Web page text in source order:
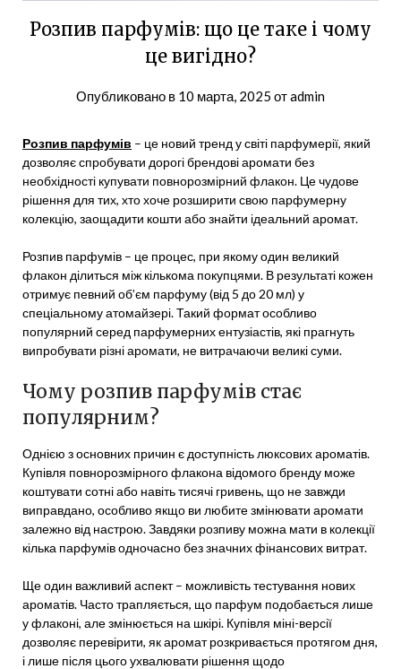
Розпив парфумів: що це таке і чому
це вигідно?
Опубликовано в 10 марта, 2025 отadmin
Розпив парфумів – це новий тренд у світі парфумерії, який
дозволяє спробувати дорогі брендові аромати без
необхідності купувати повнорозмірний флакон. Це чудове
рішення для тих, хто хоче розширити свою парфумерну
колекцію, заощадити кошти або знайти ідеальний аромат.
Розпив парфумів – це процес, при якому один великий
флакон ділиться між кількома покупцями. В результаті кожен
отримує певний об’єм парфуму (від 5 до 20 мл) у
спеціальному атомайзері. Такий формат особливо
популярний серед парфумерних ентузіастів, які прагнуть
випробувати різні аромати, не витрачаючи великі суми.
Чому розпив парфумів стає
популярним?
Однією з основних причин є доступність люксових ароматів.
Купівля повнорозмірного флакона відомого бренду може
коштувати сотні або навіть тисячі гривень, що не завжди
виправдано, особливо якщо ви любите змінювати аромати
залежно від настрою. Завдяки розпиву можна мати в колекції
кілька парфумів одночасно без значних фінансових витрат.
Ще один важливий аспект – можливість тестування нових
ароматів. Часто трапляється, що парфум подобається лише
у флаконі, але змінюється на шкірі. Купівля міні-версії
дозволяє перевірити, як аромат розкривається протягом дня,
і лише після цього ухвалювати рішення щодо